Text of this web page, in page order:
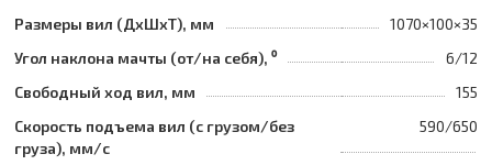
Размеры вил (ДхШхТ), мм
1070×100×35
Угол наклона мачты (от/на себя), ⁰
6/12
Свободный ход вил, мм
155
Скорость подъема вил (с грузом/без
груза), мм/с
590/650